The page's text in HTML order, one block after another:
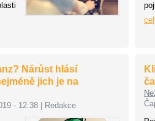
v
a
-
Nárůst hlásí
jich je na
- 12:38
Redakce